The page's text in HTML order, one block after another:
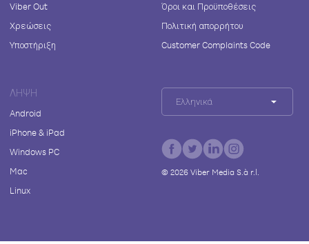
Viber Out
Χρεώσεις
Υποστήριξη
Όροι και Προϋποθέσεις
Πολιτική απορρήτου
Customer Complaints Code
ΛΉΨΗ
Android
iPhone & iPad
Windows PC
Mac
Linux
Ελληνικά
© 2026Viber Media S.à r.l.